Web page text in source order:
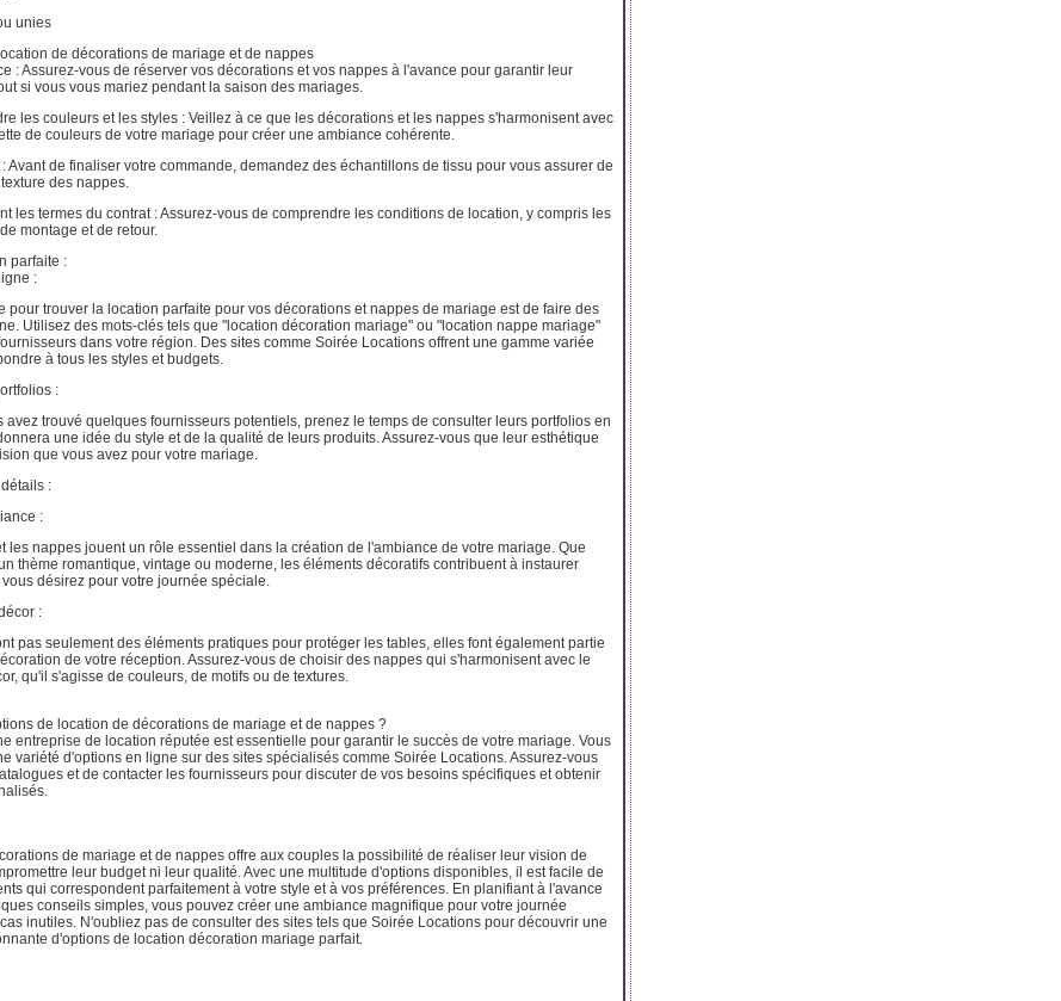
unies
de décorations de mariage et de nappes
: Assurez-vous de réserver vos décorations et vos nappes à l'avance pour garantir leur
si vous vous mariez pendant la saison des mariages.
les couleurs et les styles : Veillez à ce que les décorations et les nappes s'harmonisent avec
de couleurs de votre mariage pour créer une ambiance cohérente.
Avant de finaliser votre commande, demandez des échantillons de tissu pour vous assurer de
des nappes.
les termes du contrat : Assurez-vous de comprendre les conditions de location, y compris les
montage et de retour.
parfaite :
:
pour trouver la location parfaite pour vos décorations et nappes de mariage est de faire des
Utilisez des mots-clés tels que "location décoration mariage" ou "location nappe mariage"
dans votre région. Des sites comme Soirée Locations offrent une gamme variée
à tous les styles et budgets.
:
avez trouvé quelques fournisseurs potentiels, prenez le temps de consulter leurs portfolios en
une idée du style et de la qualité de leurs produits. Assurez-vous que leur esthétique
que vous avez pour votre mariage.
:
:
les nappes jouent un rôle essentiel dans la création de l'ambiance de votre mariage. Que
thème romantique, vintage ou moderne, les éléments décoratifs contribuent à instaurer
désirez pour votre journée spéciale.
:
pas seulement des éléments pratiques pour protéger les tables, elles font également partie
de votre réception. Assurez-vous de choisir des nappes qui s'harmonisent avec le
qu'il s'agisse de couleurs, de motifs ou de textures.
de location de décorations de mariage et de nappes ?
entreprise de location réputée est essentielle pour garantir le succès de votre mariage. Vous
variété d'options en ligne sur des sites spécialisés comme Soirée Locations. Assurez-vous
et de contacter les fournisseurs pour discuter de vos besoins spécifiques et obtenir
de mariage et de nappes offre aux couples la possibilité de réaliser leur vision de
leur budget ni leur qualité. Avec une multitude d'options disponibles, il est facile de
qui correspondent parfaitement à votre style et à vos préférences. En planifiant à l'avance
conseils simples, vous pouvez créer une ambiance magnifique pour votre journée
inutiles. N'oubliez pas de consulter des sites tels que Soirée Locations pour découvrir une
d'options de location décoration mariage parfait.